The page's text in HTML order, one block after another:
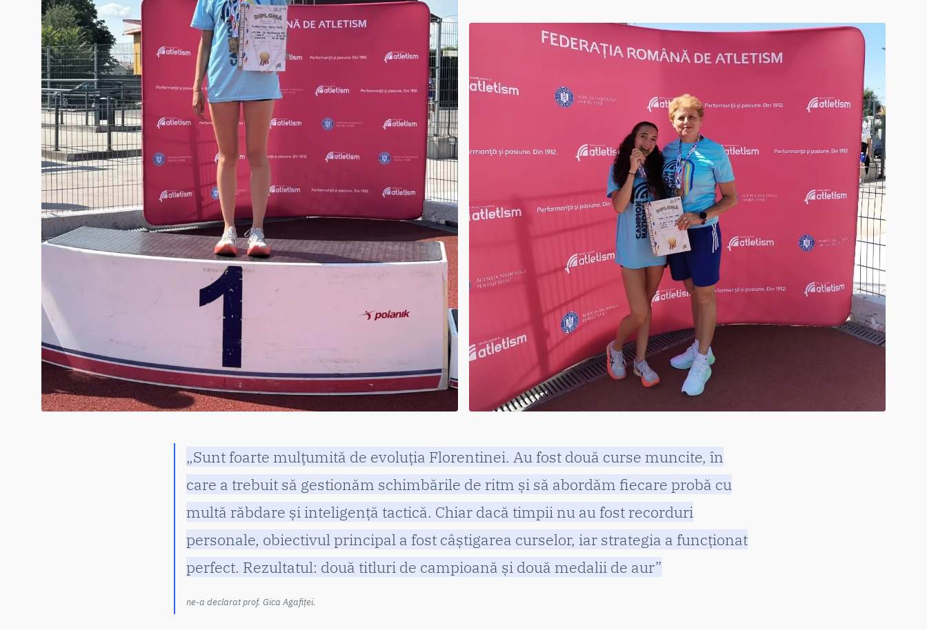
„Sunt foarte mulțumită de evoluția Florentinei. Au fost două curse muncite, în
care a trebuit să gestionăm schimbările de ritm și să abordăm fiecare probă cu
multă răbdare și inteligență tactică. Chiar dacă timpii nu au fost recorduri
personale, obiectivul principal a fost câștigarea curselor, iar strategia a funcționat
perfect. Rezultatul: două titluri de campioană și două medalii de aur”
ne-a declarat prof. Gica Agafiței.